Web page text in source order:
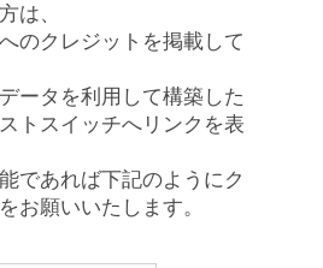
は、
のクレジットを掲載して
ータを利用して構築した
トスイッチへリンクを表
であれば下記のようにク
お願いいたします。